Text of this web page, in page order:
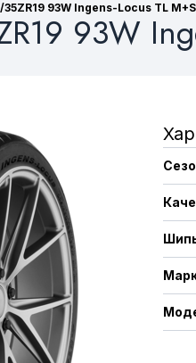
93W Ingens-Locus TL M+S
93W